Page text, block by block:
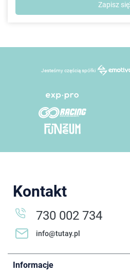
Zapisz się
Jesteśmy częścią spółki
Kontakt
730 002 734
info@tutay.pl
Informacje